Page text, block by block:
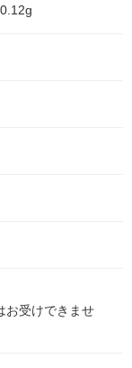
お受けできませ